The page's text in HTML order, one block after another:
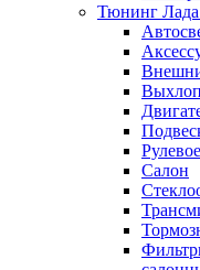
Тюнинг Лада
Салон